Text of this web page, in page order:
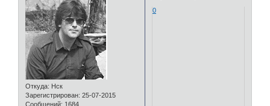
Откуда: Нск
Зарегистрирован: 25-07-2015
Сообщений: 1684
0